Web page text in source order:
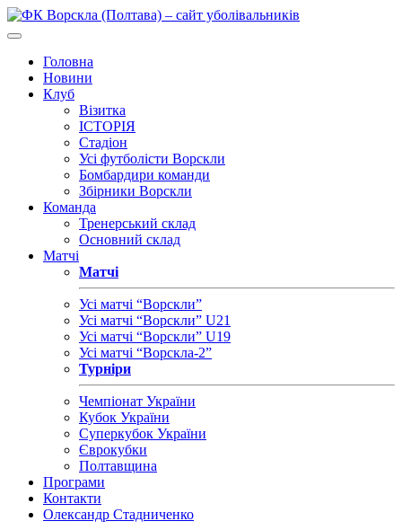
Головна
Новини
Клуб
Візитка
ІСТОРІЯ
Стадіон
Усі футболісти Ворскли
Бомбардири команди
Збірники Ворскли
Команда
Тренерський склад
Основний склад
Матчі
Матчі
Усі матчі “Ворскли”
Усі матчі “Ворскли” U21
Усі матчі “Ворскли” U19
Усі матчі “Ворскла-2”
Турніри
Чемпіонат України
Кубок України
Суперкубок України
Єврокубки
Полтавщина
Програми
Контакти
Олександр Стадниченко